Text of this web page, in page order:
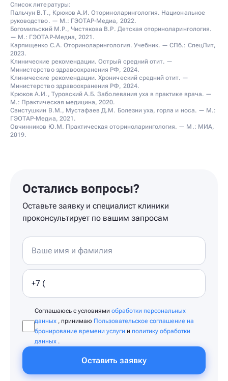
Список литературы:
Пальчун В.Т., Крюков А.И. Оториноларингология. Национальное
руководство. — М.: ГЭОТАР-Медиа, 2022.
Богомильский М.Р., Чистякова В.Р. Детская оториноларингология.
— М.: ГЭОТАР-Медиа, 2021.
Карпищенко С.А. Оториноларингология. Учебник. — СПб.: СпецЛит,
2023.
Клинические рекомендации. Острый средний отит. —
Министерство здравоохранения РФ, 2024.
Клинические рекомендации. Хронический средний отит. —
Министерство здравоохранения РФ, 2024.
Крюков А.И., Туровский А.Б. Заболевания уха в практике врача. —
М.: Практическая медицина, 2020.
Свистушкин В.М., Мустафаев Д.М. Болезни уха, горла и носа. — М.:
ГЭОТАР-Медиа, 2021.
Овчинников Ю.М. Практическая оториноларингология. — М.: МИА,
2019.
Остались вопросы?
Оставьте заявку и специалист клиники
проконсультирует по вашим запросам
Соглашаюсь с условиями обработки персональных
данных , принимаю Пользовательское соглашение на
бронирование времени услуги и политику обработки
данных .
Оставить заявку